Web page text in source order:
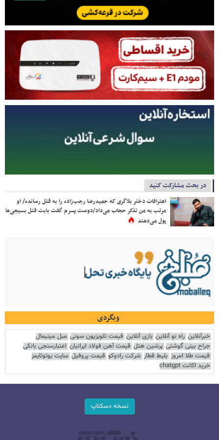
در بحث مشارکت کنید
اعترافات دختر بلاگری که حمیدرضا رجب‌زاده را به قتل رسانده/ او
مرتب به من تذکر حجاب می‌داد/دوست پسرم گفت بابت قتل بسیجی‌ها
پول می‌دهند
وبگردی
خبرآنلاین راه نو آنلاین بازی آنلاین قیمت تلویزیون سونی مبل مینیمال
جراح بینی گوشتی پرشین هتل قیمت آهن فولاد ایرانیان اعتبارسنجی بانکی
قیمت طلا امروز بلیط قطار شرکت رادوکو قیمت پروفیل سایت یوتوتایمز
خرید اکانت chatgpt
نسخه دسکتاپ